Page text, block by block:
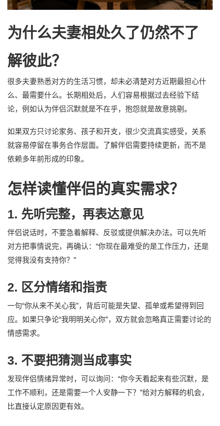
为什么夫妻相处久了仍然不了
解彼此？
很多夫妻熟悉对方的生活习惯，却未必清楚对方近期最担心什
么、最需要什么。长期相处后，人们容易根据过去经验下结
论，例如认为伴侣沉默就是不在乎，抱怨就是故意挑剔。
如果双方只讨论家务、孩子和开支，很少交流真实感受，关系
就容易停留在事务合作层面。了解伴侣需要持续更新，而不是
依赖多年前形成的印象。
怎样读懂伴侣的真实需求？
1. 先听完整，再表达意见
伴侣说话时，不要急着解释、反驳或提供解决办法。可以先听
对方把事情说完，再确认：“你现在最难受的是工作压力，还是
觉得我没有支持你？”
2. 区分情绪和指责
一句“你从来不关心我”，背后可能是失望、孤单或希望得到回
应。如果只争论“我明明关心你”，双方就会忽略真正需要讨论的
情感需求。
3. 不要把猜测当成事实
发现伴侣情绪异常时，可以询问：“你今天看起来有些沉默，是
工作不顺利，还是需要一个人安静一下？”给对方解释的机会，
比直接认定原因更有效。